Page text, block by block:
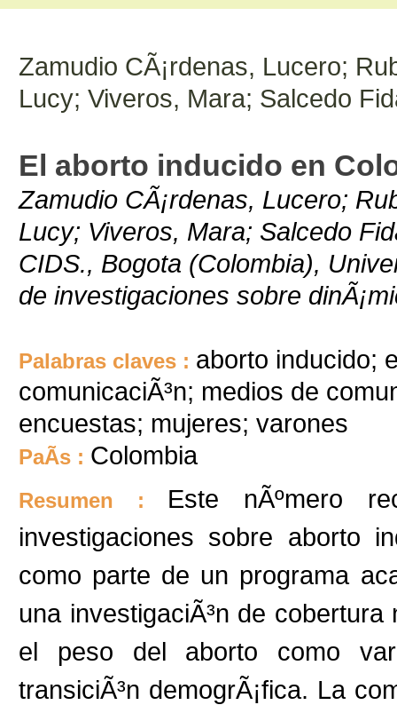
Zamudio CÃ¡rdenas, Lucero;
Lucy; Viveros, Mara; Salcedo
El aborto inducido en
Zamudio CÃ¡rdenas, Lucero;
Lucy; Viveros, Mara; Salcedo
CIDS., Bogota (Colombia),
de investigaciones sobre
Palabras claves : aborto inducido;
comunicaciÃ³n; medios de
encuestas; mujeres; varones
PaÃ­s : Colombia
Resumen : Este nÃºmero
investigaciones sobre aborto
como parte de un programa
una investigaciÃ³n de
el peso del aborto como
transiciÃ³n demogrÃ¡fica. La